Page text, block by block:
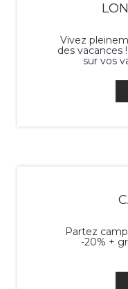
Vivez
des vacances
sur vos
Partez
-20% +